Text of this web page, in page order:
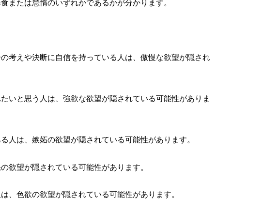
または怠惰のいずれかであるかが分かります。
考えや決断に自信を持っている人は、傲慢な欲望が隠され
いと思う人は、強欲な欲望が隠されている可能性がありま
人は、嫉妬の欲望が隠されている可能性があります。
欲望が隠されている可能性があります。
、色欲の欲望が隠されている可能性があります。